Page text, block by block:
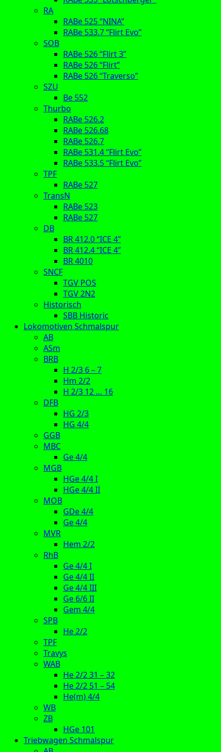
RA
RABe 525 “NINA”
RABe 533.7 “Flirt Evo”
SOB
RABe 526 “Flirt 3”
RABe 526 “Flirt”
RABe 526 “Traverso”
SZU
Be 552
Thurbo
RABe 526.2
RABe 526.68
RABe 526.7
RABe 531.4 “Flirt Evo”
RABe 533.5 “Flirt Evo”
TPF
RABe 527
TransN
RABe 523
RABe 527
DB
BR 412.0 “ICE 4”
BR 412.4 “ICE 4”
BR 4010
SNCF
TGV POS
TGV 2N2
Historisch
SBB Historic
Lokomotiven Schmalspur
AB
ASm
BRB
H 2/3 6 – 7
Hm 2/2
H 2/3 12 … 16
DFB
HG 2/3
HG 4/4
GGB
MBC
Ge 4/4
MGB
HGe 4/4 I
HGe 4/4 II
MOB
GDe 4/4
Ge 4/4
MVR
Hem 2/2
RhB
Ge 4/4 I
Ge 4/4 II
Ge 4/4 III
Ge 6/6 II
Gem 4/4
SPB
He 2/2
TPF
Travys
WAB
He 2/2 31 – 32
He 2/2 51 – 54
He(m) 4/4
WB
ZB
HGe 101
Triebwagen Schmalspur